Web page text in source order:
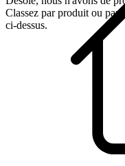
Classez par produit ou par
ci-dessus.